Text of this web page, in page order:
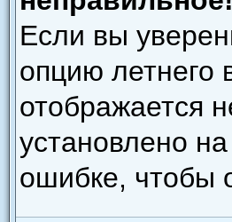
Если вы
опцию летнего
отображается
установлено
ошибке, чтобы